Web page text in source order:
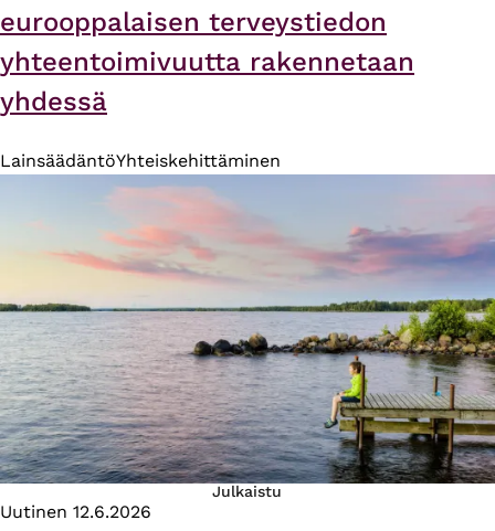
eurooppalaisen terveystiedon
yhteentoimivuutta rakennetaan
yhdessä
LainsäädäntöYhteiskehittäminen
Julkaistu
Uutinen 12.6.2026